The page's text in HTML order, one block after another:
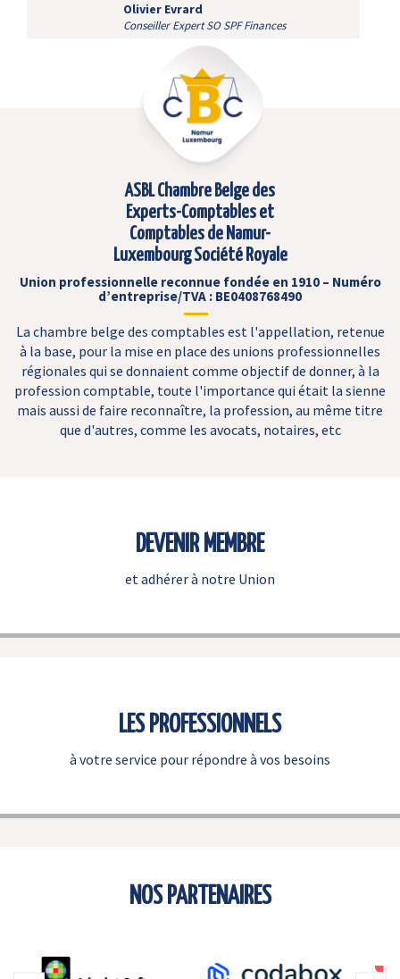
Olivier Evrard
Conseiller Expert SO SPF Finances
ASBL Chambre Belge des
Experts-Comptables et
Comptables de Namur-
Luxembourg Société Royale
Union professionnelle reconnue fondée en 1910 – Numéro
d’entreprise/TVA : BE0408768490
La chambre belge des comptables est l'appellation, retenue
à la base, pour la mise en place des unions professionnelles
régionales qui se donnaient comme objectif de donner, à la
profession comptable, toute l'importance qui était la sienne
mais aussi de faire reconnaître, la profession, au même titre
que d'autres, comme les avocats, notaires, etc
DEVENIR MEMBRE
et adhérer à notre Union
LES PROFESSIONNELS
à votre service pour répondre à vos besoins
NOS PARTENAIRES